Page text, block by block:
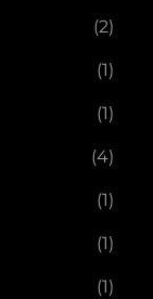
(2)
(1)
(1)
(4)
(1)
(1)
(1)